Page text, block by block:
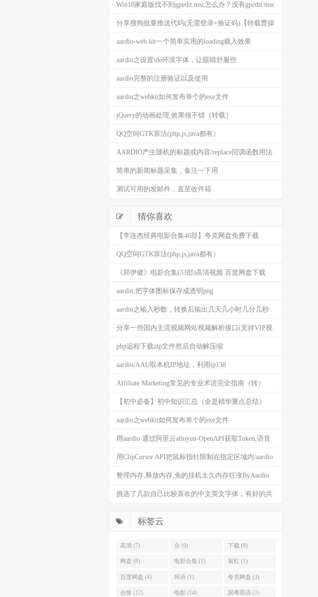
Win10家庭版找不到gpedit.msc怎么办？没有gpedit.msc
是什么情况？来这看看解决方法
分享搜狗批量推送代码(无需登录+验证码)【转载曹操
BG】
aardio-web.kit一个简单实用的loading载入效果
(HTML5)
aardio之设置ide环境字体，让眼睛舒服些
aardio完整的注册验证以及使用
aardio之webkit如何发布单个的exe文件
jQuery的动画处理,效果很不错［转载］
QQ空间GTK算法(php,js,java都有）
AARDIO产生随机的标题或内容/replace回调函数用法
简单的新闻标题采集，备注一下用
测试可用的发邮件，直至收件箱
猜你喜欢
【李连杰经典电影合集46部】夸克网盘免费下载
QQ空间GTK算法(php,js,java都有）
《郑伊健》电影合集(33部)高清视频 百度网盘下载
aardio,把字体图标保存成透明png
aardio之输入秒数，转换后输出几天几小时几分几秒
分享一些国内主流视频网站视频解析接口(支持VIP视
频)
php远程下载zip文件然后自动解压缩
aardio/AAU取本机IP地址，利用ip138
Affiliate Marketing常见的专业术语完全指南（转）
【初中必备】初中知识汇总（全是精华重点总结）
aardio之webkit如何发布单个的exe文件
用aardio 通过阿里云alinyun-OpenAPI获取Token,语音
合成语音交互中用到
用ClipCursor API把鼠标指针限制在指定区域内/aardio
版
整理内存,释放内存,免的挂机太久内存狂涨ByAardio
挑选了几款自己比较喜欢的中文英文字体，有好的共
标签云
高清 (7) 合 (0) 下载 (8)
网盘 (8) 电影合集 (1) 翁虹 (1)
百度网盘 (4) 韩语 (1) 夸克网盘 (3)
合集 (12) 电影 (14) 国粤双语 (1)